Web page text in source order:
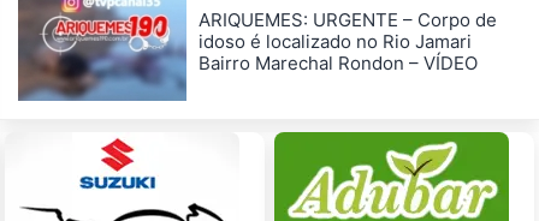
ARIQUEMES: URGENTE – Corpo de
idoso é localizado no Rio Jamari
Bairro Marechal Rondon – VÍDEO